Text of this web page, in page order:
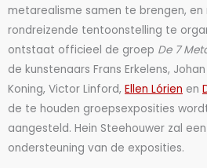
metarealisme samen te brengen,
rondreizende tentoonstelling te
ontstaat officieel de groep De 7
de kunstenaars Frans Erkelens,
Koning, Victor Linford, Ellen Lórien en
de te houden groepsexposities
aangesteld. Hein Steehouwer zal
ondersteuning van de exposities.